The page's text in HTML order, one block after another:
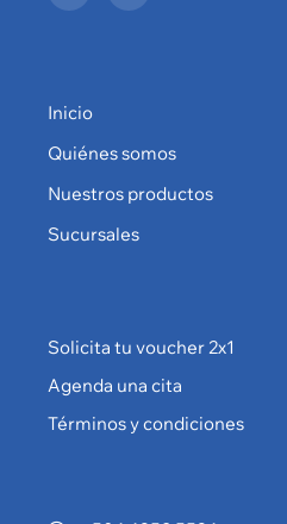
Inicio
Quiénes somos
Nuestros productos
Sucursales
Solicita tu voucher 2x1
Agenda una cita
Términos y condiciones